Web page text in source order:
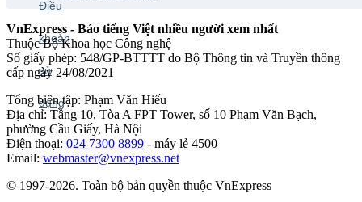
VnExpress - Báo tiếng Việt nhiều người xem nhất
Thuộc Bộ Khoa học Công nghệ
Số giấy phép: 548/GP-BTTTT do Bộ Thông tin và Truyền thông
cấp ngày 24/08/2021
Tổng biên tập: Phạm Văn Hiếu
Địa chỉ: Tầng 10, Tòa A FPT Tower, số 10 Phạm Văn Bạch,
phường Cầu Giấy, Hà Nội
Điện thoại: 024 7300 8899 - máy lẻ 4500
Email: webmaster@vnexpress.net
© 1997-2026. Toàn bộ bản quyền thuộc VnExpress